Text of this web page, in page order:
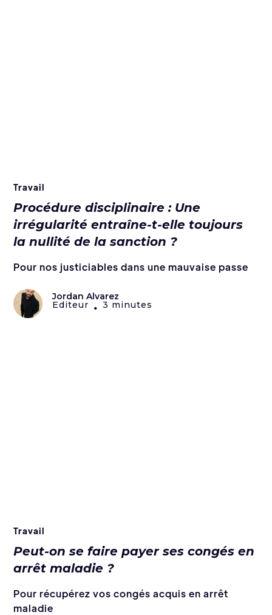
Travail
Procédure disciplinaire : Une
irrégularité entraîne-t-elle toujours
la nullité de la sanction ?
Pour nos justiciables dans une mauvaise passe
Jordan Alvarez
Editeur • 3 minutes
Travail
Peut-on se faire payer ses congés en
arrêt maladie ?
Pour récupérez vos congés acquis en arrêt
maladie